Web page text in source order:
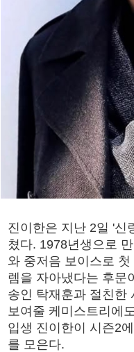
진이한은 지난 2일 '신
쳤다. 1978년생으로
와 중저음 보이스로
렘을 자아냈다는 후문
송인 탁재훈과 절친한
보여줄 케미스트리에
입생 진이한이 시즌2
를 모은다.